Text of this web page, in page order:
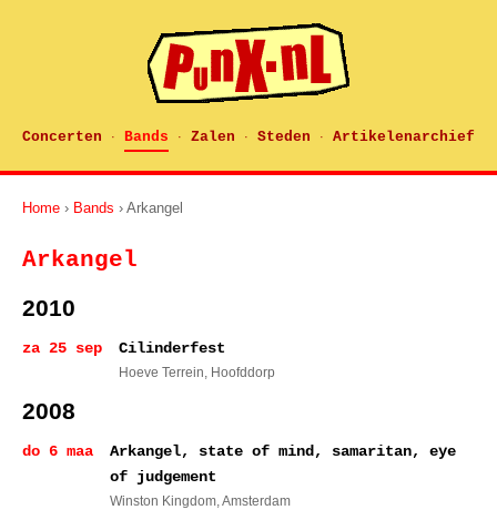
Concerten · Bands · Zalen · Steden · Artikelenarchief
Home › Bands › Arkangel
Arkangel
2010
za 25 sep Cilinderfest
Hoeve Terrein, Hoofddorp
2008
do 6 maa
Arkangel, state of mind, samaritan, eye
of judgement
Winston Kingdom, Amsterdam